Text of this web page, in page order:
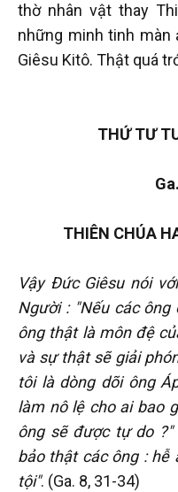
thờ nhân vật thay
những minh tinh màn
Giêsu Kitô. Thật quá
THỨ TƯ
THIÊN CHÚA
Vậy Đức Giêsu nói
Người : "Nếu các
ông thật là môn đệ
và sự thật sẽ giải
tôi là dòng dõi ông
làm nô lệ cho ai bao
ông sẽ được tự do
bảo thật các ông : hễ
tội". (Ga. 8, 31-34)